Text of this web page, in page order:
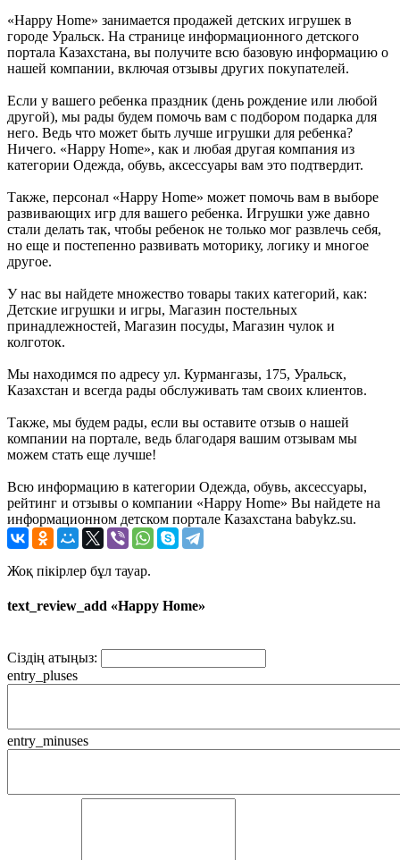
«Happy Home» занимается продажей детских игрушек в
городе Уральск. На странице информационного детского
портала Казахстана, вы получите всю базовую информацию о
нашей компании, включая отзывы других покупателей.
Если у вашего ребенка праздник (день рождение или любой
другой), мы рады будем помочь вам с подбором подарка для
него. Ведь что может быть лучше игрушки для ребенка?
Ничего. «Happy Home», как и любая другая компания из
категории Одежда, обувь, аксессуары вам это подтвердит.
Также, персонал «Happy Home» может помочь вам в выборе
развивающих игр для вашего ребенка. Игрушки уже давно
стали делать так, чтобы ребенок не только мог развлечь себя,
но еще и постепенно развивать моторику, логику и многое
другое.
У нас вы найдете множество товары таких категорий, как:
Детские игрушки и игры, Магазин постельных
принадлежностей, Магазин посуды, Магазин чулок и
колготок.
Мы находимся по адресу ул. Курмангазы, 175, Уральск,
Казахстан и всегда рады обслуживать там своих клиентов.
Также, мы будем рады, если вы оставите отзыв о нашей
компании на портале, ведь благодаря вашим отзывам мы
можем стать еще лучше!
Всю информацию в категории Одежда, обувь, аксессуары,
рейтинг и отзывы о компании «Happy Home» Вы найдете на
информационном детском портале Казахстана babykz.su.
Жоқ пікірлер бұл тауар.
text_review_add «Happy Home»
Сіздің атыңыз:
entry_pluses
entry_minuses